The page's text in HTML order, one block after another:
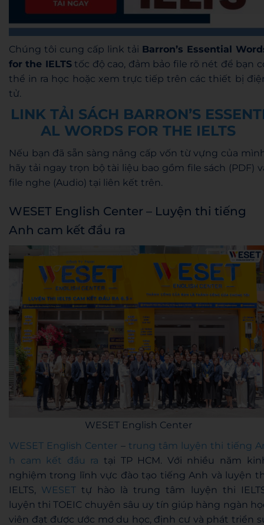
Chúng tôi cung cấp link tải Barron’s Essential
for the IELTStốc độ cao, đảm bảo file rõ nét để bạn
thể in ra học hoặc xem trực tiếp trên các thiết bị
tử.
LINK TẢI SÁCH BARRON’S
AL WORDS FOR THE IELTS
Nếu bạn đã sẵn sàng nâng cấp vốn từ vựng của
hãy tải ngay trọn bộ tài liệu bao gồm file sách (PDF)
file nghe (Audio) tại liên kết trên.
WESET English Center – Luyện thi tiếng
Anh cam kết đầu ra
WESET English Center
WESET English Center – trung tâm luyện thi tiếng
h cam kết đầu ra tại TP HCM. Với nhiều năm
nghiệm trong lĩnh vực đào tạo tiếng Anh và luyện
IELTS, WESET tự hào là trung tâm luyện thi
luyện thi TOEIC chuyên sâu uy tín giúp hàng ngàn
viên đạt được ước mơ du học, định cư và phát triển